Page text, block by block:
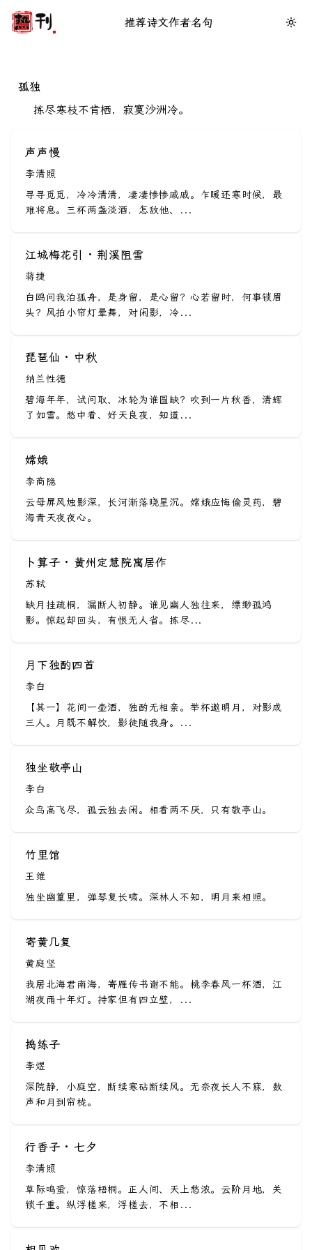
推荐诗文作者名句
孤独
拣尽寒枝不肯栖，寂寞沙洲冷。
声声慢
李清照
寻寻觅觅，冷冷清清，凄凄惨惨戚戚。乍暖还寒时候，最
难将息。三杯两盏淡酒，怎敌他、...
江城梅花引 · 荆溪阻雪
蒋捷
白鸥问我泊孤舟，是身留，是心留？心若留时，何事锁眉
头？风拍小帘灯晕舞，对闲影，冷...
琵琶仙 · 中秋
纳兰性德
碧海年年，试问取、冰轮为谁圆缺？吹到一片秋香，清辉
了如雪。愁中看、好天良夜，知道...
嫦娥
李商隐
云母屏风烛影深，长河渐落晓星沉。嫦娥应悔偷灵药，碧
海青天夜夜心。
卜算子 · 黄州定慧院寓居作
苏轼
缺月挂疏桐，漏断人初静。谁见幽人独往来，缥缈孤鸿
影。惊起却回头，有恨无人省。拣尽...
月下独酌四首
李白
【其一】花间一壶酒，独酌无相亲。举杯邀明月，对影成
三人。月既不解饮，影徒随我身。...
独坐敬亭山
李白
众鸟高飞尽，孤云独去闲。相看两不厌，只有敬亭山。
竹里馆
王维
独坐幽篁里，弹琴复长啸。深林人不知，明月来相照。
寄黄几复
黄庭坚
我居北海君南海，寄雁传书谢不能。桃李春风一杯酒，江
湖夜雨十年灯。持家但有四立壁，...
捣练子
李煜
深院静，小庭空，断续寒砧断续风。无奈夜长人不寐，数
声和月到帘栊。
行香子 · 七夕
李清照
草际鸣蛩，惊落梧桐。正人间、天上愁浓。云阶月地，关
锁千重。纵浮槎来，浮槎去，不相...